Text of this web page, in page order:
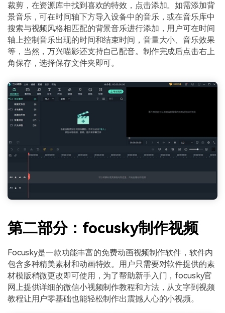
裁剪，在资源库中找到喜欢的特效，点击添加。如需添加背
景音乐，可在时间轴下方导入设备中的音乐，或在音乐库中
搜索与视频风格相匹配的背景音乐进行添加，用户可在时间
轴上控制音乐出现的时间和结束时间，音量大小、音乐效果
等，当然，万兴喵影还支持自己配音。制作完成后点击右上
角保存，选择保存文件夹即可。
第二部分：focusky制作视频
Focusky是一款功能丰富的免费动画视频制作软件，软件内
包含多种精美素材和动画特效。用户只需要对软件提供的素
材模版稍微更改即可使用，为了帮助新手入门，focusky官
网上提供详细的微信小视频制作教程和方法，从文字到视频
教程让用户零基础也能轻松制作出震撼人心的小视频。